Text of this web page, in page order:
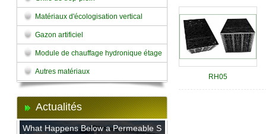
Matériaux d'écologisation vertical
Gazon artificiel
Module de chauffage hydronique étage
Autres matériaux
Actualités
What Happens Below a Permeable S
RH05